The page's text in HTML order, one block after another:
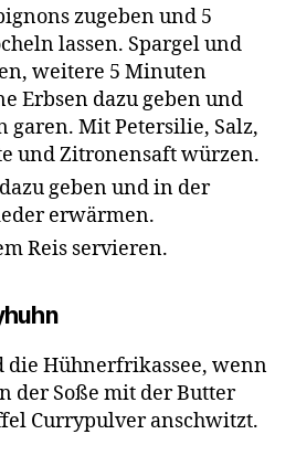
zugeben und 5
lassen. Spargel und
weitere 5 Minuten
Erbsen dazu geben und
garen. Mit Petersilie, Salz,
und Zitronensaft würzen.
geben und in der
erwärmen.
Reis servieren.
die Hühnerfrikassee, wenn
der Soße mit der Butter
Currypulver anschwitzt.